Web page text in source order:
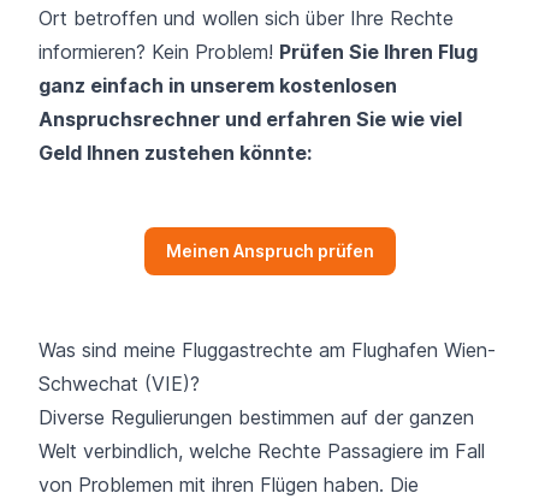
Ort betroffen und wollen sich über Ihre Rechte
informieren? Kein Problem! Prüfen Sie Ihren Flug
ganz einfach in unserem kostenlosen
Anspruchsrechner und erfahren Sie wie viel
Geld Ihnen zustehen könnte:
Meinen Anspruch prüfen
Was sind meine Fluggastrechte am Flughafen Wien-
Schwechat (VIE)?
Diverse Regulierungen bestimmen auf der ganzen
Welt verbindlich, welche Rechte Passagiere im Fall
von Problemen mit ihren Flügen haben. Die